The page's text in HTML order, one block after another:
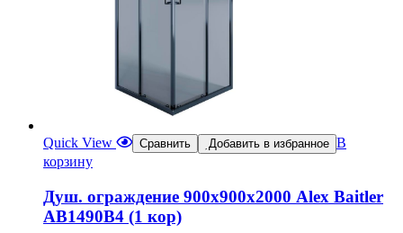
Quick View Сравнить Добавить в избранное В
корзину
Душ. ограждение 900х900х2000 Alex Baitler
АВ1490В4 (1 кор)